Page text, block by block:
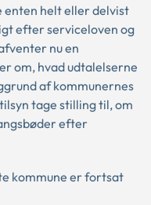
enten helt eller delvist
efter serviceloven og
nu en
om, hvad udtalelserne
af kommunernes
tage stilling til, om
efter
kommune er fortsat